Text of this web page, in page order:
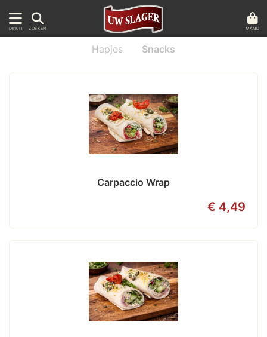
MENU ZOEKEN MAND
Hapjes Snacks
Carpaccio Wrap
€ 4,49